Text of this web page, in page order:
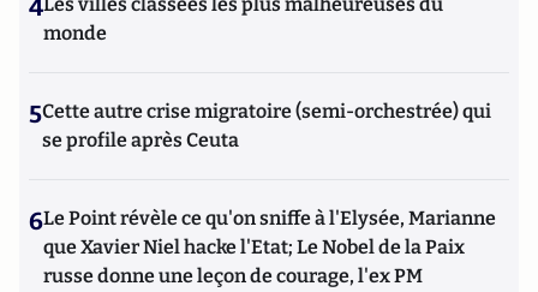
4
monde
5Cette autre crise migratoire (semi-orchestrée) qui
se profile après Ceuta
6Le Point révèle ce qu'on sniffe à l'Elysée, Marianne
que Xavier Niel hacke l'Etat; Le Nobel de la Paix
russe donne une leçon de courage, l'ex PM